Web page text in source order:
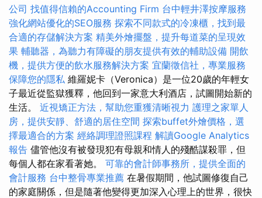
公司 找值得信賴的Accounting Firm 台中輕井澤按摩服務
強化網站優化的SEO服務 探索不同款式的冷凍櫃，找到最
合適的存儲解決方案 精美外燴擺盤，提升每道菜的呈現效
果 輔聽器，為聽力有障礙的朋友提供有效的輔助設備 開飲
機，提供方便的飲水服務解決方案 宜蘭徵信社，專業服務
保障您的隱私 維羅妮卡（Veronica）是一位20歲的年輕女
子最近從監獄獲釋，他回到一家意大利酒店，試圖開始新的
生活。 近視矯正方法，幫助您重獲清晰視力 護理之家單人
房，提供安靜、舒適的居住空間 探索buffet外燴價格，選
擇最適合的方案 經絡調理證照課程 解讀Google Analytics
報告 儘管他沒有被發現犯有母親和情人的殘酷謀殺罪，但
每個人都在家看著她。 可靠的會計師事務所，提供全面的
會計服務 台中整骨專業推薦 在暑假期間，他試圖修復自己
的家庭關係，但是隨著他變得更加深入心理上的世界，很快